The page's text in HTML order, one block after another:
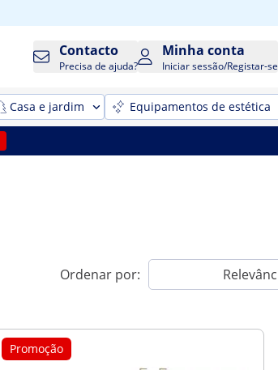
Contacto
Precisa de ajuda?
Minha conta
Iniciar sessão/Registar-se
Casa e jardim Equipamentos de estética
Ordenar por:
Promoção